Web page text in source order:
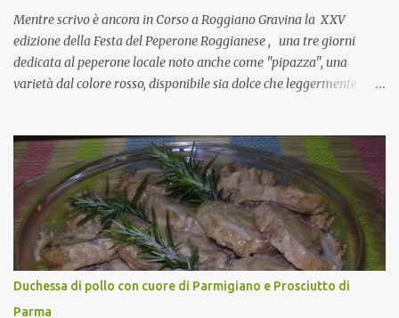
Si, concordo! …addirittura si dice...
Mentre scrivo è ancora in Corso a Roggiano Gravina la XXV
edizione della Festa del Peperone Roggianese , una tre giorni
dedicata al peperone locale noto anche come "pipazza", una
varietà dal colore rosso, disponibile sia dolce che leggermente
(Pat) della Calabria. Un ingrediente versatile in cucina, utilizzato
fresco o essiccato in ricette della tradizione o in piatti innovativi.
Durante la prima serata dell'evento abbiamo avuto prova della
versatilità di questo ingrediente durante il "2° Concorso
Gastronomico di piatti a base di peperone Roggianese" ideato da
Gina Santagata , presidente dell'associazione Mongolfiera, che ha
visto coinvolte tante associazioni attive sul territorio che hanno
voluto partecipare presentando un loro piatto a base di peperone.
Duchessa di pollo con cuore di Parmigiano e Prosciutto di
Parma